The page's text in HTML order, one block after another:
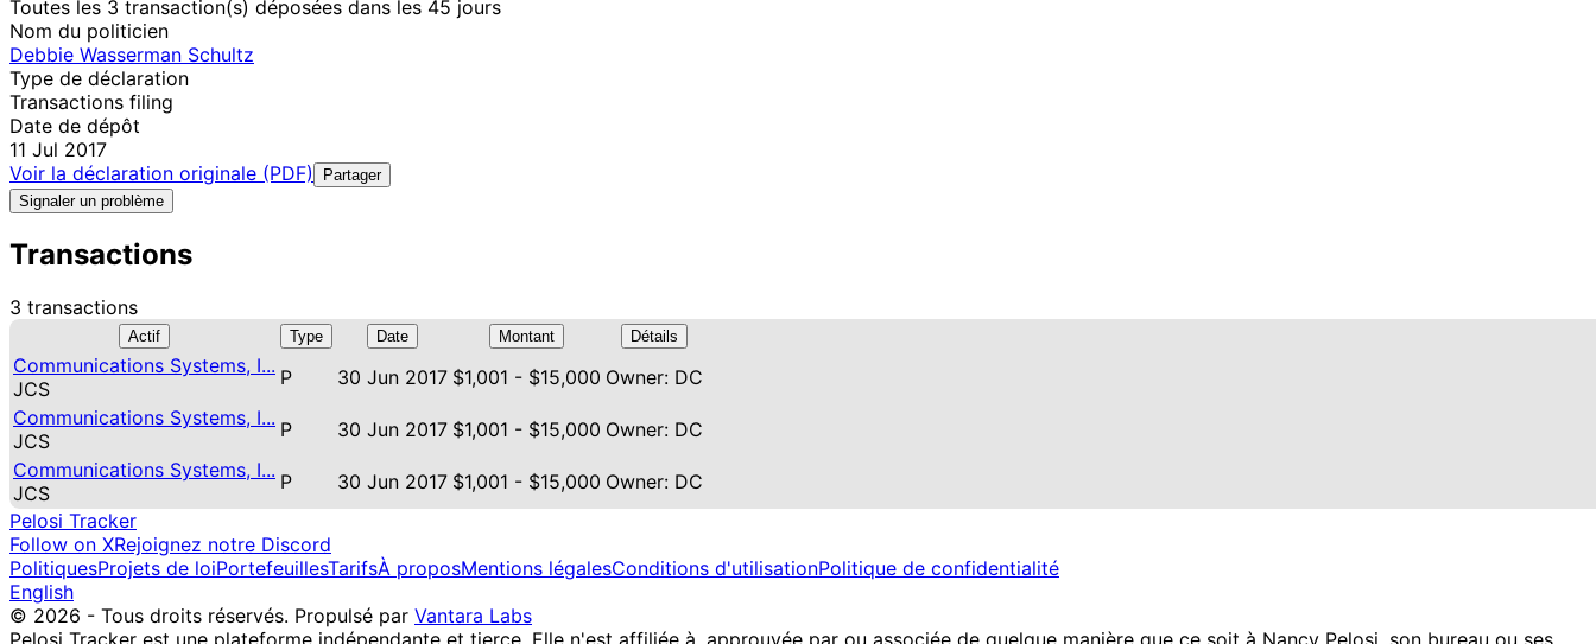
Toutes les 3 transaction(s) déposées dans les 45 jours
Nom du politicien
Debbie Wasserman Schultz
Type de déclaration
Transactions filing
Date de dépôt
11 Jul 2017
Voir la déclaration originale (PDF)
Partager
Signaler un problème
Transactions
3 transactions
Actif Type Date Montant Détails
Communications Systems, I...
JCS
P 30 Jun 2017 $1,001 - $15,000 Owner: DC
Communications Systems, I...
JCS
P 30 Jun 2017 $1,001 - $15,000 Owner: DC
Communications Systems, I...
JCS
P 30 Jun 2017 $1,001 - $15,000 Owner: DC
Pelosi Tracker
Follow on XRejoignez notre Discord
PolitiquesProjets de loiPortefeuillesTarifsÀ proposMentions légalesConditions d'utilisationPolitique de confidentialité
English
© 2026 - Tous droits réservés. Propulsé par Vantara Labs